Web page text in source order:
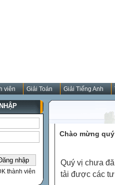
viên Giải Toán Giải Tiếng Anh
thành viên
Chào mừng
Quý vị chưa
tải được các